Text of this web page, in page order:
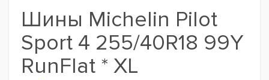
Шины Michelin Pilot
Sport 4 255/40R18 99Y
RunFlat * XL